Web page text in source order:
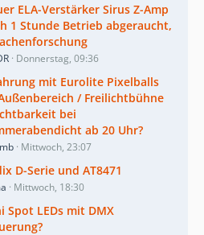
ELA-Verstärker Sirus Z-Amp
1 Stunde Betrieb abgeraucht,
Donnerstag, 09:36
mit Eurolite Pixelballs
/ Freilichtbühne
bei
ab 20 Uhr?
Mittwoch, 23:07
D-Serie und AT8471
Mittwoch, 18:30
Spot LEDs mit DMX